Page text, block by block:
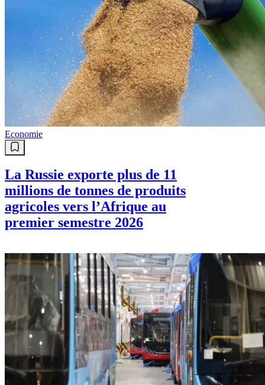
Economie
La Russie exporte plus de 11
millions de tonnes de produits
agricoles vers l’Afrique au
premier semestre 2026